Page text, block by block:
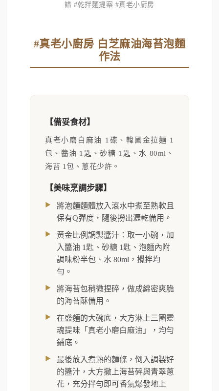
譜 #乾拌麵提案 #真老小廚房
#真老小廚房 白芝麻油海苔泡麵
作法
【備妥食材】
真老小磨白麻油 1碟、韓國金拉麵 1
包、醬油 1匙、砂糖 1匙、水 80ml、
海苔 1包、蔥花少許。
【美味烹調步驟】
將泡麵麵體放入滾水中煮至熟軟且
保有Q彈度，隨後撈出瀝乾備用。
黃金比例調製醬汁：取一小碗，加
入醬油 1匙、砂糖 1匙、泡麵內附
調味粉半包、水 80ml，攪拌均
勻。
將海苔包稍微捏碎，做成綿密爽脆
的海苔酥備用。
在盛麵的大碗底，大方淋上三圈靈
魂提味「真老小磨白麻油」，均勻
鋪底。
最後放入煮熟的麵條，倒入調製好
的醬汁，大方撒上海苔碎與青翠蔥
花，充分拌勻即可香氣爆發地上